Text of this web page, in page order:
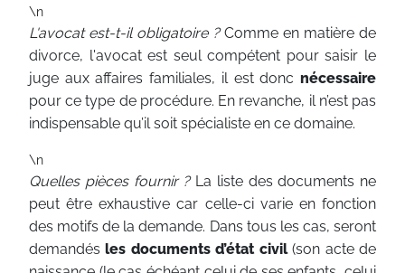
\n
L'avocat est-t-il obligatoire ?Comme en matière de
divorce, l'avocat est seul compétent pour saisir le
juge aux affaires familiales, il est donc nécessaire
pour ce type de procédure. En revanche, il n’est pas
indispensable qu’il soit spécialiste en ce domaine.
\n
Quelles pièces fournir ? La liste des documents ne
peut être exhaustive car celle-ci varie en fonction
des motifs de la demande. Dans tous les cas, seront
demandésles documents d’état civil(son acte de